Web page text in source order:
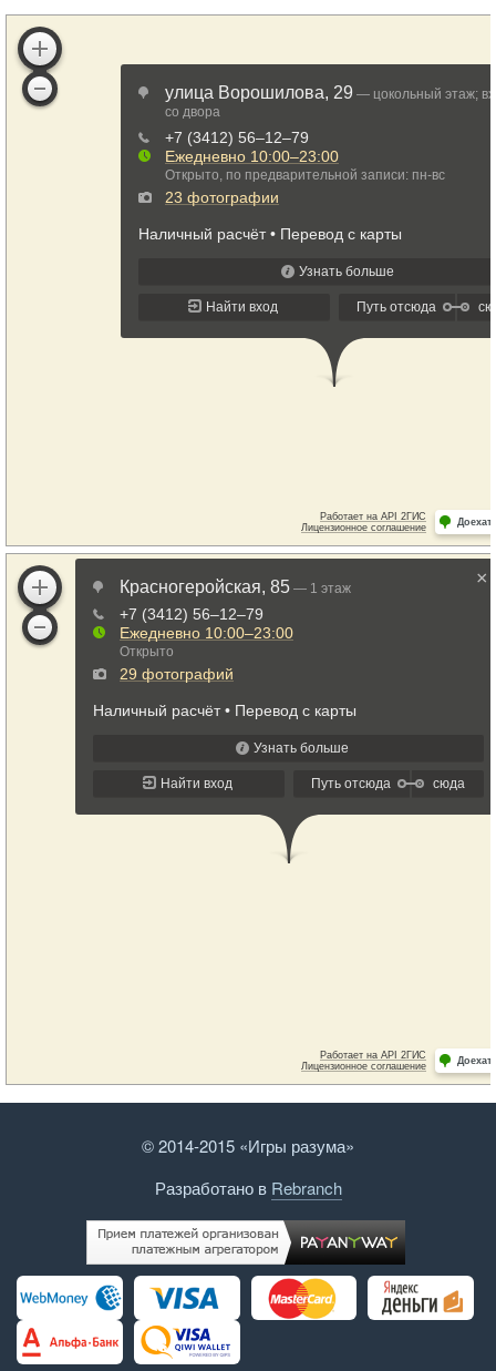
© 2014-2015 «Игры разума»
Разработано в Rebranch